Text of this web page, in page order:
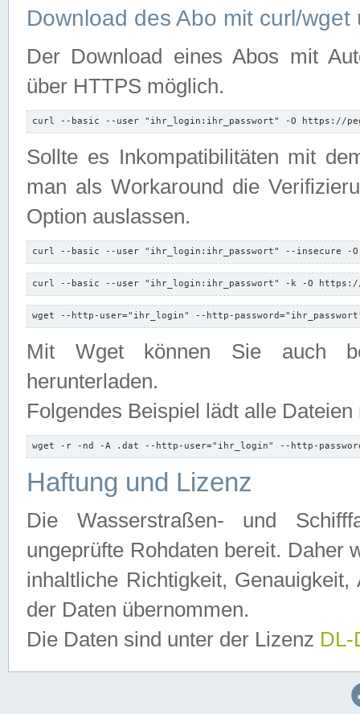
Download des Abo mit curl/
Der Download eines Abos mit
über HTTPS möglich.
curl --basic --user "ihr_login:ihr_passwort" -O https://
Sollte es Inkompatibilitäten mit
man als Workaround die
Option auslassen.
curl --basic --user "ihr_login:ihr_passwort" --insecure -
curl --basic --user "ihr_login:ihr_passwort" -k -O
wget --http-user="ihr_login" --http-
Mit Wget können Sie auch
herunterladen.
Folgendes Beispiel lädt alle
wget -r -nd -A .dat --http-user="ihr_login" --http-
Haftung und Lizenz
Die Wasserstraßen- und
ungeprüfte Rohdaten bereit. Daher
inhaltliche Richtigkeit,
der Daten übernommen.
Die Daten sind unter der Lizenz